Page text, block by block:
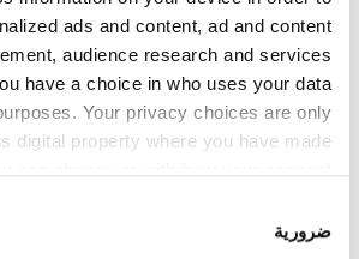
ads and content, ad and content
audience research and services
have a choice in who uses your data
Your privacy choices are only
digital property where you have made
the Privacy trigger icon.
الموافقة
ضرورية
Medical Director